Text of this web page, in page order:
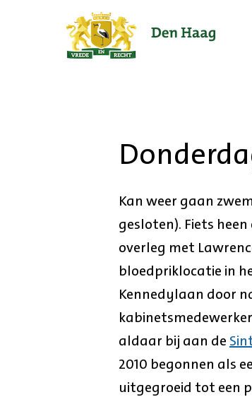
Ga
naar
Kan weer gaan
gesloten). Fiets
overleg met
bloedpriklocatie in
Kennedylaan door
aldaar bij aan de
2010 begonnen als
uitgegroeid tot een